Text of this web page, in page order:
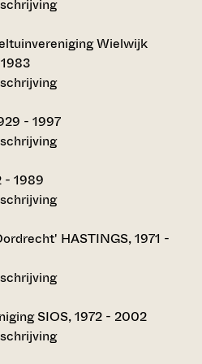
Wielwijk
- 1997
- 1989
HASTINGS, 1971 -
SIOS, 1972 - 2002